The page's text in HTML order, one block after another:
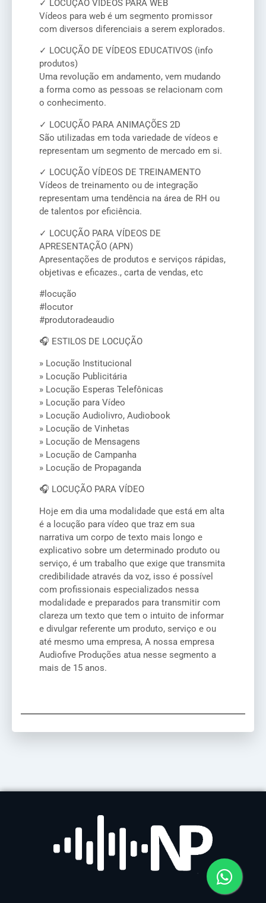
✓ LOCUÇÃO VÍDEOS PARA WEB
Vídeos para web é um segmento promissor
com diversos diferenciais a serem explorados.
✓ LOCUÇÃO DE VÍDEOS EDUCATIVOS (info
produtos)
Uma revolução em andamento, vem mudando
a forma como as pessoas se relacionam com
o conhecimento.
✓ LOCUÇÃO PARA ANIMAÇÕES 2D
São utilizadas em toda variedade de vídeos e
representam um segmento de mercado em si.
✓ LOCUÇÃO VÍDEOS DE TREINAMENTO
Vídeos de treinamento ou de integração
representam uma tendência na área de RH ou
de talentos por eficiência.
✓ LOCUÇÃO PARA VÍDEOS DE
APRESENTAÇÃO (APN)
Apresentações de produtos e serviços rápidas,
objetivas e eficazes., carta de vendas, etc
#locução
#locutor
#produtoradeaudio
🎧 ESTILOS DE LOCUÇÃO
» Locução Institucional
» Locução Publicitária
» Locução Esperas Telefônicas
» Locução para Vídeo
» Locução Audiolivro, Audiobook
» Locução de Vinhetas
» Locução de Mensagens
» Locução de Campanha
» Locução de Propaganda
🎧 LOCUÇÃO PARA VÍDEO
Hoje em dia uma modalidade que está em alta
é a locução para vídeo que traz em sua
narrativa um corpo de texto mais longo e
explicativo sobre um determinado produto ou
serviço, é um trabalho que exige que transmita
credibilidade através da voz, isso é possível
com profissionais especializados nessa
modalidade e preparados para transmitir com
clareza um texto que tem o intuito de informar
e divulgar referente um produto, serviço e ou
até mesmo uma empresa, A nossa empresa
Audiofive Produções atua nesse segmento a
mais de 15 anos.